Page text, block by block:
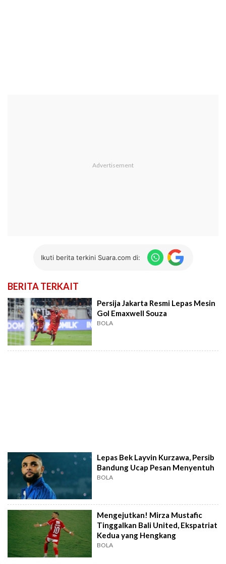
Ikuti berita terkini Suara.com di:
BERITA TERKAIT
Persija Jakarta Resmi Lepas Mesin
Gol Emaxwell Souza
BOLA
Lepas Bek Layvin Kurzawa, Persib
Bandung Ucap Pesan Menyentuh
BOLA
Mengejutkan! Mirza Mustafic
Tinggalkan Bali United, Ekspatriat
Kedua yang Hengkang
BOLA